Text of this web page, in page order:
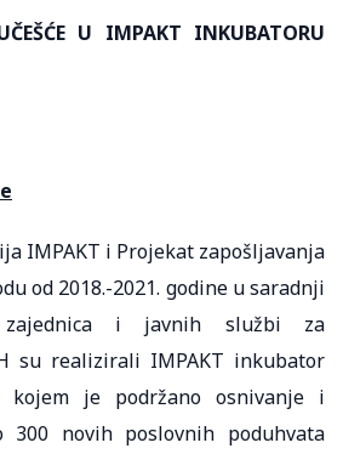
U IMPAKT INKUBATORU
IMPAKT i Projekat zapošljavanja
od 2018.-2021. godine u saradnji
i javnih službi za
su realizirali IMPAKT inkubator
kojem je podržano osnivanje i
300 novih poslovnih poduhvata